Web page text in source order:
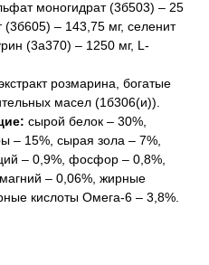
моногидрат (3б503) – 25
(3б605) – 143,75 мг, селенит
(3a370) – 1250 мг, L-
розмарина, богатые
масел (1б306(и)).
сырой белок – 30%,
– 15%, сырая зола – 7%,
– 0,9%, фосфор – 0,8%,
– 0,06%, жирные
кислоты Омега-6 – 3,8%.